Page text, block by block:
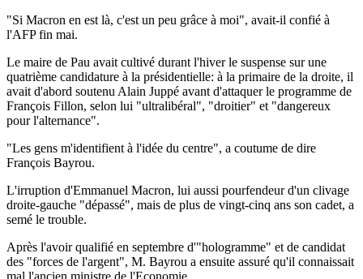
"Si Macron en est là, c'est un peu grâce à moi", avait-il confié à
l'AFP fin mai.
Le maire de Pau avait cultivé durant l'hiver le suspense sur une
quatrième candidature à la présidentielle: à la primaire de la droite, il
avait d'abord soutenu Alain Juppé avant d'attaquer le programme de
François Fillon, selon lui "ultralibéral", "droitier" et "dangereux
pour l'alternance".
"Les gens m'identifient à l'idée du centre", a coutume de dire
François Bayrou.
L'irruption d'Emmanuel Macron, lui aussi pourfendeur d'un clivage
droite-gauche "dépassé", mais de plus de vingt-cinq ans son cadet, a
semé le trouble.
Après l'avoir qualifié en septembre d'"hologramme" et de candidat
des "forces de l'argent", M. Bayrou a ensuite assuré qu'il connaissait
mal l'ancien ministre de l'Economie.